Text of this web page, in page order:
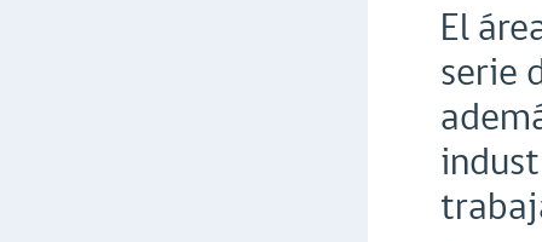
El
serie